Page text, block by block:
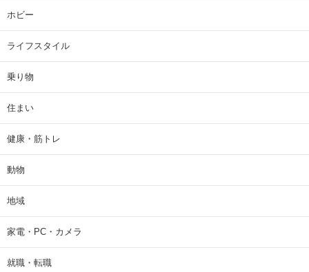
ホビー
ライフスタイル
乗り物
住まい
健康・筋トレ
動物
地域
家電・PC・カメラ
就職・転職